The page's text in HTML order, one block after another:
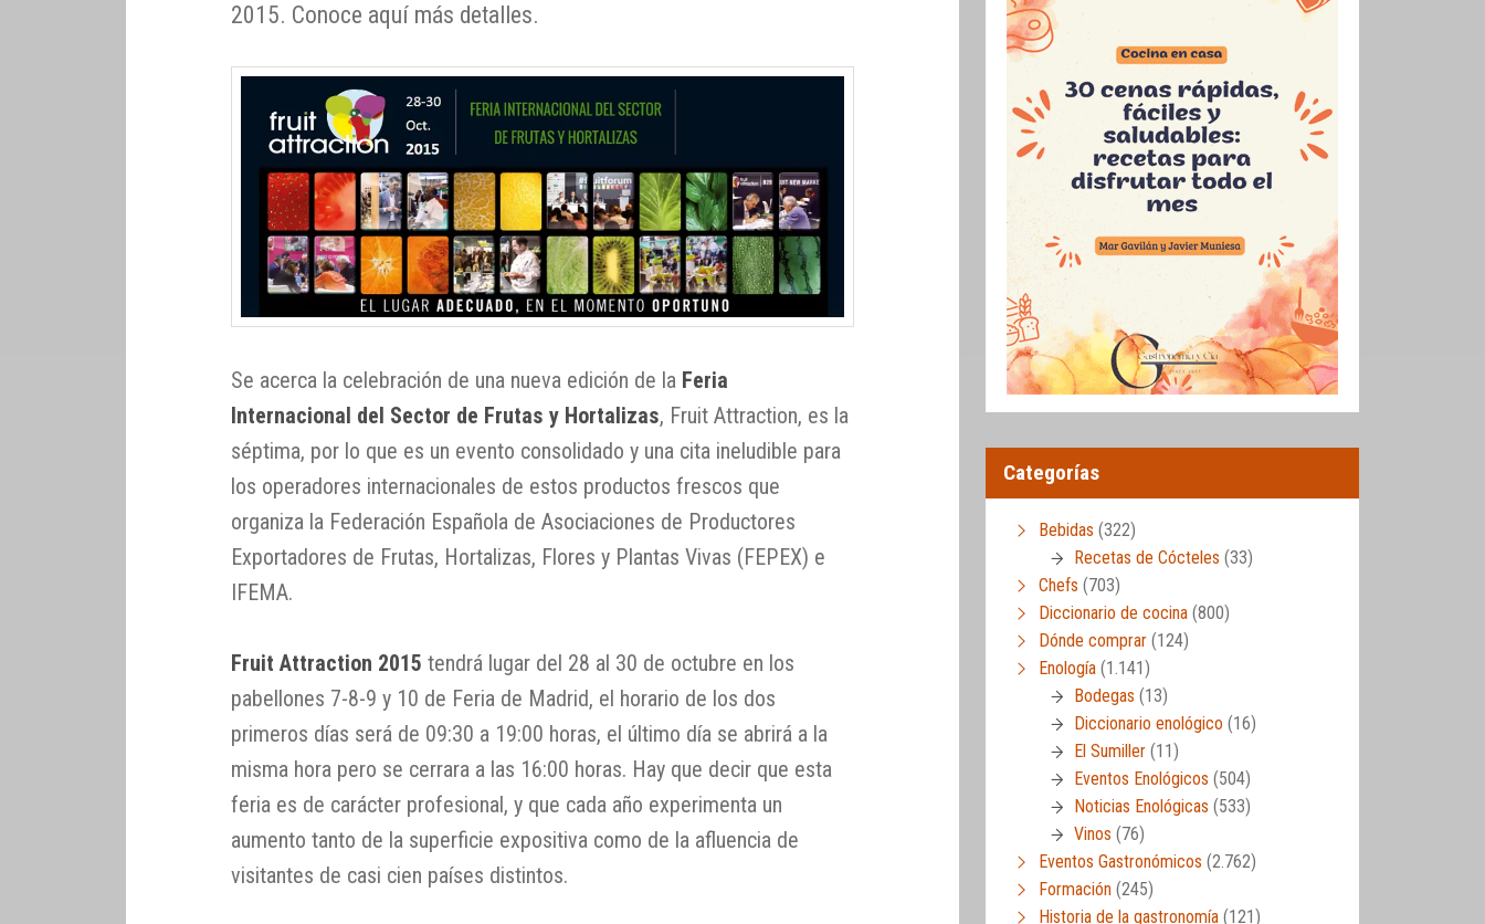
2015. Conoce aquí más detalles.
Se acerca la celebración de una nueva edición de la Feria
Internacional del Sector de Frutas y Hortalizas, Fruit Attraction, es la
séptima, por lo que es un evento consolidado y una cita ineludible para
los operadores internacionales de estos productos frescos que
organiza la Federación Española de Asociaciones de Productores
Exportadores de Frutas, Hortalizas, Flores y Plantas Vivas (FEPEX) e
IFEMA.
Fruit Attraction 2015 tendrá lugar del 28 al 30 de octubre en los
pabellones 7-8-9 y 10 de Feria de Madrid, el horario de los dos
primeros días será de 09:30 a 19:00 horas, el último día se abrirá a la
misma hora pero se cerrara a las 16:00 horas. Hay que decir que esta
feria es de carácter profesional, y que cada año experimenta un
aumento tanto de la superficie expositiva como de la afluencia de
visitantes de casi cien países distintos.
Categorías
Bebidas (322)
Recetas de Cócteles (33)
Chefs (703)
Diccionario de cocina (800)
Dónde comprar (124)
Enología (1.141)
Bodegas (13)
Diccionario enológico (16)
El Sumiller (11)
Eventos Enológicos (504)
Noticias Enológicas (533)
Vinos (76)
Eventos Gastronómicos (2.762)
Formación (245)
Historia de la gastronomía (121)